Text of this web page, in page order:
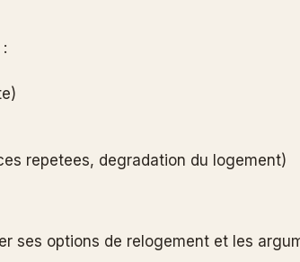
repetees, degradation du logement)
ses options de relogement et les